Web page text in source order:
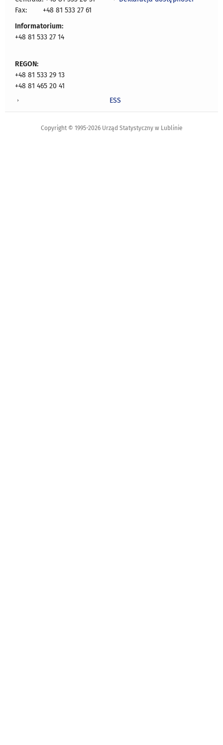
Fax:
+48 81 533 27 61
Informatorium:
+48 81 533 27 14
REGON:
+48 81 533 29 13
+48 81 465 20 41
ESS
Copyright © 1995-2026 Urząd Statystyczny w Lublinie